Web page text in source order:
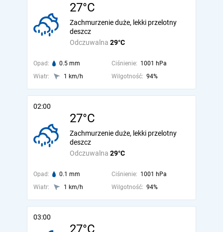
27°C
Odczuwalna 29°C
Zachmurzenie duże, lekki przelotny
deszcz
Opad: 0.5 mm Ciśnienie: 1001 hPa
Wiatr:
1 km/h Wilgotność: 94%
02:00
27°C
Odczuwalna 29°C
Zachmurzenie duże, lekki przelotny
deszcz
Opad: 0.1 mm Ciśnienie: 1001 hPa
Wiatr:
1 km/h Wilgotność: 94%
03:00
27°C